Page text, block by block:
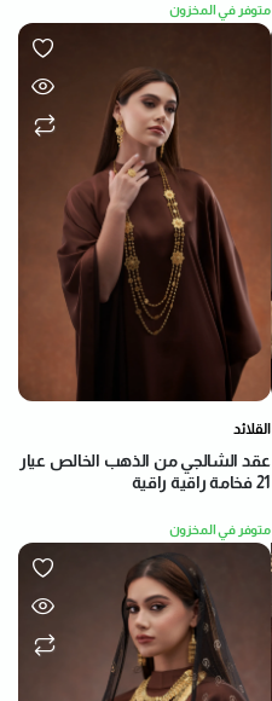
متوفر في المخزون
القلائد
عقد الشالجي من الذهب الخالص عيار
21 فخامة راقية راقية
متوفر في المخزون